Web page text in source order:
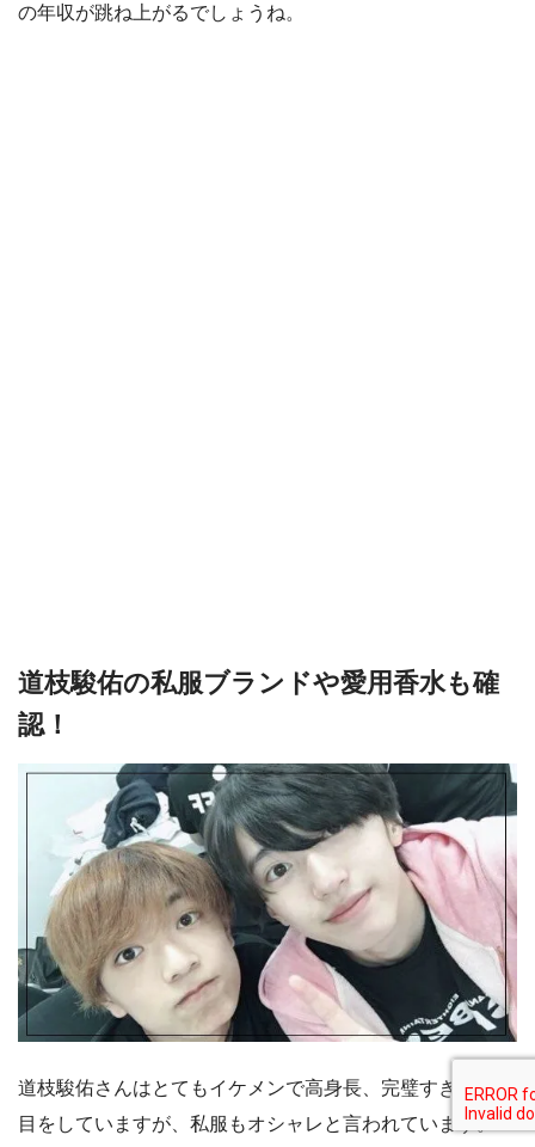
の年収が跳ね上がるでしょうね。
道枝駿佑の私服ブランドや愛用香水も確
認！
道枝駿佑さんはとてもイケメンで高身長、完璧すぎる見た
目をしていますが、私服もオシャレと言われています。